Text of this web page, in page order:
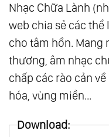
Nhạc Chữa Lành
web chia sẻ các
cho tâm hồn. Mang
thương, âm nhạc
chấp các rào cản
hóa, vùng miền...
Download: